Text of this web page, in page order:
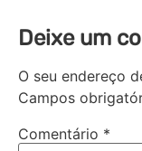
Deixe um
O seu endereço
Campos
Comentário *